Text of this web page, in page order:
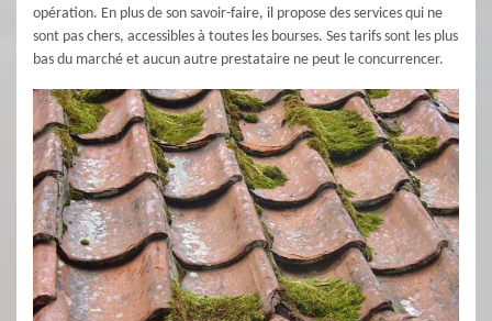
opération. En plus de son savoir-faire, il propose des services qui ne
sont pas chers, accessibles à toutes les bourses. Ses tarifs sont les plus
bas du marché et aucun autre prestataire ne peut le concurrencer.